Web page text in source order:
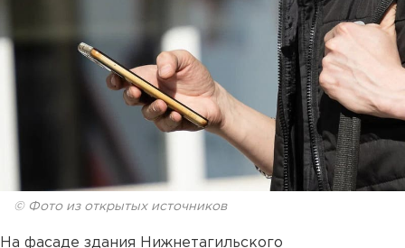
© Фото из открытых источников
На фасаде здания Нижнетагильского